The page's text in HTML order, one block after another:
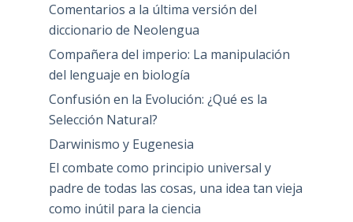
Comentarios a la última versión del
diccionario de Neolengua
Compañera del imperio: La manipulación
del lenguaje en biología
Confusión en la Evolución: ¿Qué es la
Selección Natural?
Darwinismo y Eugenesia
El combate como principio universal y
padre de todas las cosas, una idea tan vieja
como inútil para la ciencia